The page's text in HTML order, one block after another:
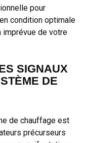
pour
condition optimale
de votre
SIGNAUX
DE
de chauffage est
précurseurs